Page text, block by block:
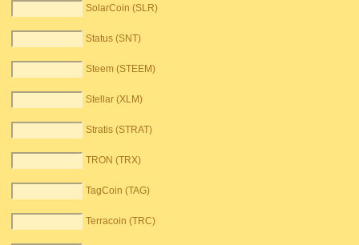
SolarCoin (SLR)
Status (SNT)
Steem (STEEM)
Stellar (XLM)
Stratis (STRAT)
TRON (TRX)
TagCoin (TAG)
Terracoin (TRC)